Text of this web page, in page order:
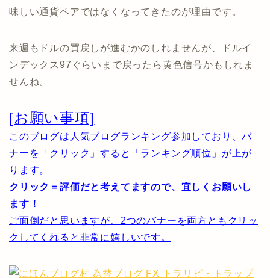
味しい通貨ペアではなくなってきたのが理由です。
来週もドルの買戻しが進むかのしれませんが、ドルイ
ンデックス97ぐらいまで戻ったら黄色信号かもしれま
せんね。
[お願い事項]
このブログは人気ブログランキング参加しており、バ
ナーを「クリック」すると「ランキング順位」が上が
ります。
クリック＝評価だと考えてますので、宜しくお願いし
ます！
ご面倒だと思いますが、2つのバナーを両方ともクリッ
クしてくれると非常に嬉しいです。